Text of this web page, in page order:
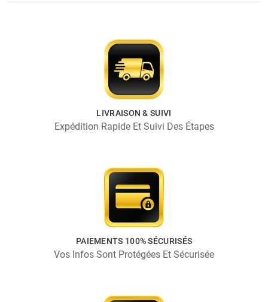
LIVRAISON & SUIVI
Expédition Rapide Et Suivi Des Étapes
PAIEMENTS 100% SÉCURISÉS
Vos Infos Sont Protégées Et Sécurisée